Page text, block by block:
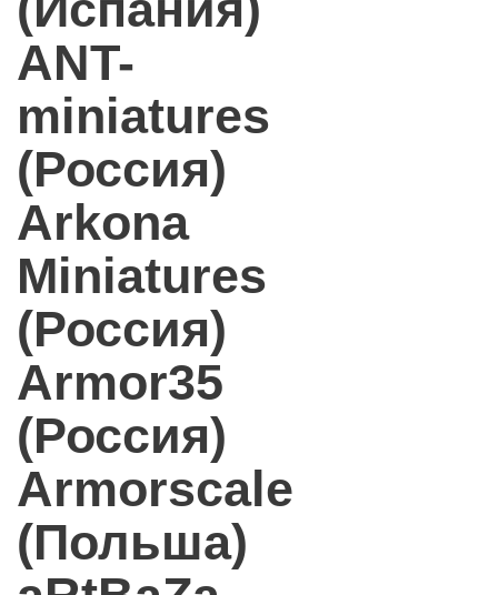
ANT-
miniatures
(Россия)
Arkona
Miniatures
(Россия)
Armor35
(Россия)
Armorscale
(Польша)